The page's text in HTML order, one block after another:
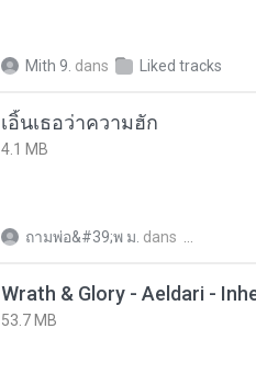
Mith 9. dans Liked tracks
เอิ้นเธอว่าความฮัก
4.1 MB
ถามพ่อ&#39;พ ม. dans
53.7 MB